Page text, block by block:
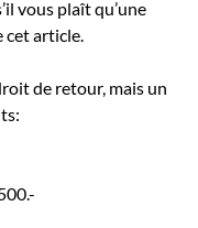
vous plaît qu’une
article.
de retour, mais un